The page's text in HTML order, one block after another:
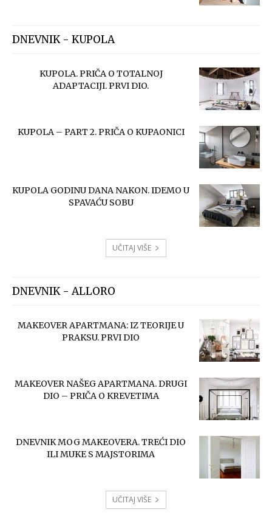
DNEVNIK - KUPOLA
KUPOLA. PRIČA O TOTALNOJ
ADAPTACIJI. PRVI DIO.
KUPOLA – PART 2. PRIČA O KUPAONICI
KUPOLA GODINU DANA NAKON. IDEMO U
SPAVAĆU SOBU
UČITAJ VIŠE
DNEVNIK - ALLORO
MAKEOVER APARTMANA: IZ TEORIJE U
PRAKSU. PRVI DIO
MAKEOVER NAŠEG APARTMANA. DRUGI
DIO – PRIČA O KREVETIMA
DNEVNIK MOG MAKEOVERA. TREĆI DIO
ILI MUKE S MAJSTORIMA
UČITAJ VIŠE